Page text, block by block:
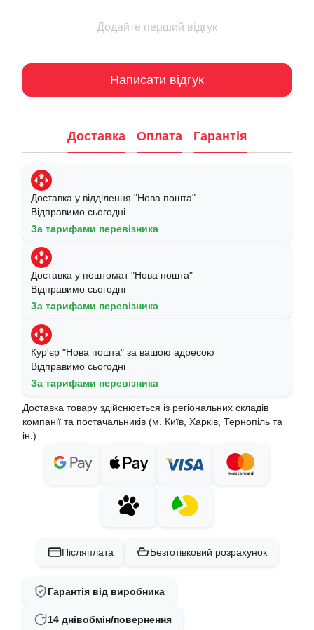
Додайте перший відгук
Написати відгук
Доставка Оплата Гарантія
Доставка у відділення "Нова пошта"
Відправимо сьогодні
За тарифами перевізника
Доставка у поштомат "Нова пошта"
Відправимо сьогодні
За тарифами перевізника
Кур'єр "Нова пошта" за вашою адресою
Відправимо сьогодні
За тарифами перевізника
Доставка товару здійснюється із регіональних складів
компанії та постачальників (м. Київ, Харків, Тернопіль та
ін.)
Післяплата Безготівковий розрахунок
Гарантія від виробника
14 днівобмін/повернення